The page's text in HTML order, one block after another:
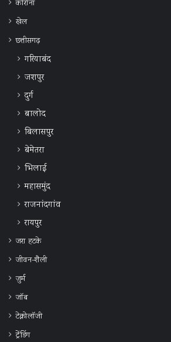
कोरोना
खेल
छत्तीसगढ़
गरियाबंद
जशपुर
दुर्ग
बालोद
बिलासपुर
बेमेतरा
भिलाई
महासमुंद
राजनांदगांव
रायपुर
जरा हटके
जीवन-शैली
जुर्म
जॉब
टेक्नोलॉजी
ट्रेंडिंग